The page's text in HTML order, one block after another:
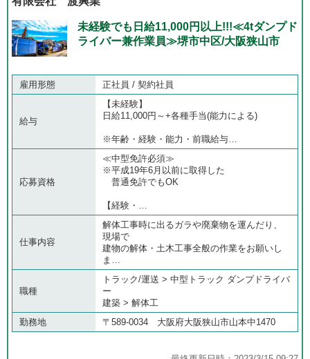
未経験でも日給11,000円以上!!!≪4tダンプド
ライバー兼作業員≫堺市中区/大阪狭山市
雇用形態 正社員 / 契約社員
給与
【未経験】
日給11,000円～+各種手当(能力による)
※年齢・経験・能力・前職給与…
応募資格
≪中型免許必須≫
※平成19年6月以前に取得した
普通免許でもOK
【経験・…
仕事内容
解体工事時に出るガラや廃棄物を運んだり、
現場で
建物の解体・土木工事全般の作業をお願いし
ま…
職種
トラック/運送 > 中型トラック ダンプドライバ
ー
建築 > 解体工
勤務地
〒589-0034 大阪府大阪狭山市山本中1470